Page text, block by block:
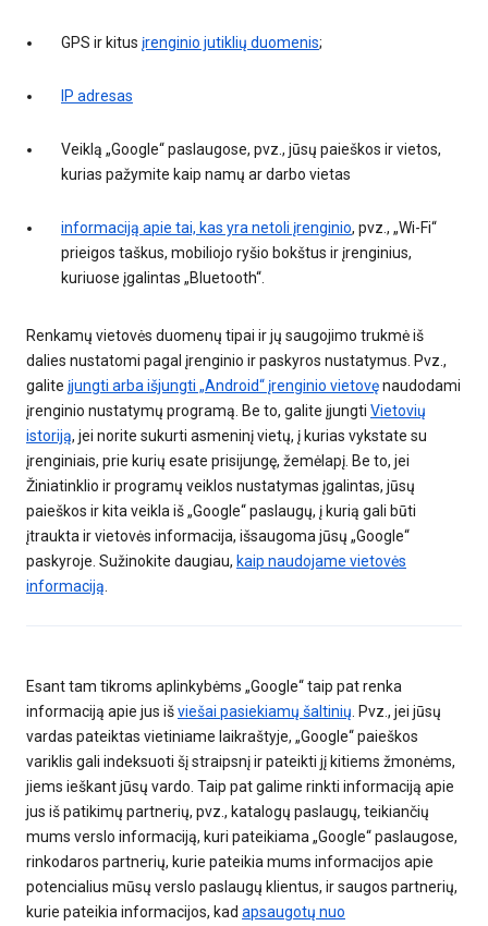
GPS ir kitus įrenginio jutiklių duomenis;
IP adresas
Veiklą „Google“ paslaugose, pvz., jūsų paieškos ir vietos,
kurias pažymite kaip namų ar darbo vietas
informaciją apie tai, kas yra netoli įrenginio, pvz., „Wi-Fi“
prieigos taškus, mobiliojo ryšio bokštus ir įrenginius,
kuriuose įgalintas „Bluetooth“.
Renkamų vietovės duomenų tipai ir jų saugojimo trukmė iš
dalies nustatomi pagal įrenginio ir paskyros nustatymus. Pvz.,
galite įjungti arba išjungti „Android“ įrenginio vietovęnaudodami
įrenginio nustatymų programą. Be to, galite įjungti Vietovių
istoriją, jei norite sukurti asmeninį vietų, į kurias vykstate su
įrenginiais, prie kurių esate prisijungę, žemėlapį. Be to, jei
Žiniatinklio ir programų veiklos nustatymas įgalintas, jūsų
paieškos ir kita veikla iš „Google“ paslaugų, į kurią gali būti
įtraukta ir vietovės informacija, išsaugoma jūsų „Google“
paskyroje. Sužinokite daugiau, kaip naudojame vietovės
informaciją.
Esant tam tikroms aplinkybėms „Google“ taip pat renka
informaciją apie jus išviešai pasiekiamų šaltinių. Pvz., jei jūsų
vardas pateiktas vietiniame laikraštyje, „Google“ paieškos
variklis gali indeksuoti šį straipsnį ir pateikti jį kitiems žmonėms,
jiems ieškant jūsų vardo. Taip pat galime rinkti informaciją apie
jus iš patikimų partnerių, pvz., katalogų paslaugų, teikiančių
mums verslo informaciją, kuri pateikiama „Google“ paslaugose,
rinkodaros partnerių, kurie pateikia mums informacijos apie
potencialius mūsų verslo paslaugų klientus, ir saugos partnerių,
kurie pateikia informacijos, kad apsaugotų nuo